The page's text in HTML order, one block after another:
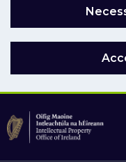
Skip to main content